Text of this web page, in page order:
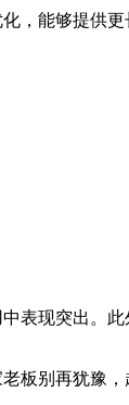
，能够提供
表现突出。
板别再犹豫，